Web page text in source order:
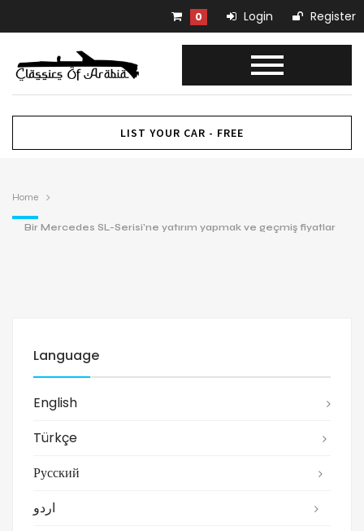
0 Login Register
LIST YOUR CAR - FREE
Home
Bir Mercedes SL-Serisi’ne yatırım yapmak ve geçmiş fiyatlar
Language
English
Türkçe
Русский
اردو